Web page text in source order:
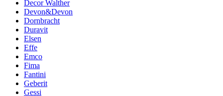
Decor Walther
Devon&Devon
Dornbracht
Duravit
Elsen
Effe
Emco
Fima
Fantini
Geberit
Gessi